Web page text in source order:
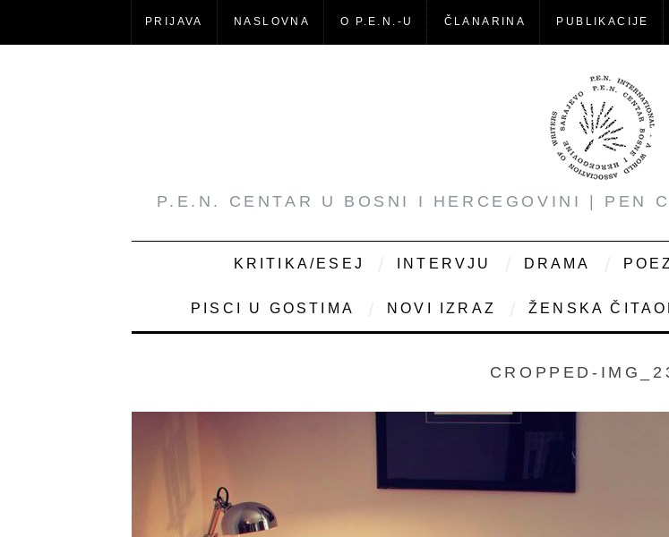
PRIJAVA NASLOVNA O P.E.N.-U ČLANARINA PUBLIKACIJE
P.E.N. CENTAR U BOSNI I HERCEGOVINI | PEN
KRITIKA/ESEJ INTERVJU DRAMA
PISCI U GOSTIMA NOVI IZRAZ ŽENSKA
CROPPED-